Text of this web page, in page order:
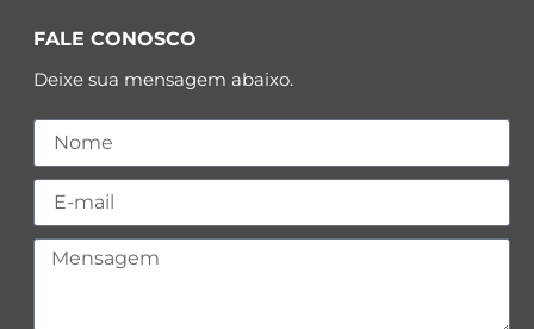
FALE CONOSCO
Deixe sua mensagem abaixo.